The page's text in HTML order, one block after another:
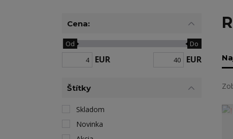
Cena:
EUR
Od Do
EUR
Štítky
Skladom
Novinka